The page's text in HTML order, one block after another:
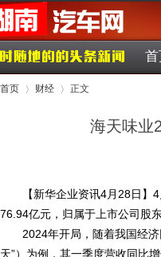
首页 财经 正文
海天味业
【新华企业资讯4月28日
76.94亿元，归属于上市公司股
2024年开局，随着我国经
天”）为例，其一季度营收同比